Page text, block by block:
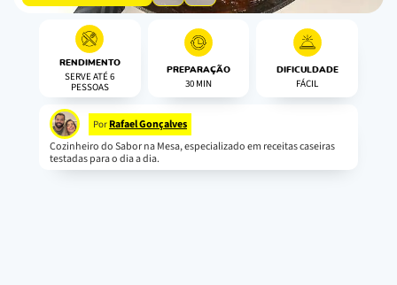
RENDIMENTO
SERVE ATÉ 6
PESSOAS
PREPARAÇÃO
30 MIN
DIFICULDADE
FÁCIL
Por Rafael Gonçalves
Cozinheiro do Sabor na Mesa, especializado em receitas caseiras
testadas para o dia a dia.